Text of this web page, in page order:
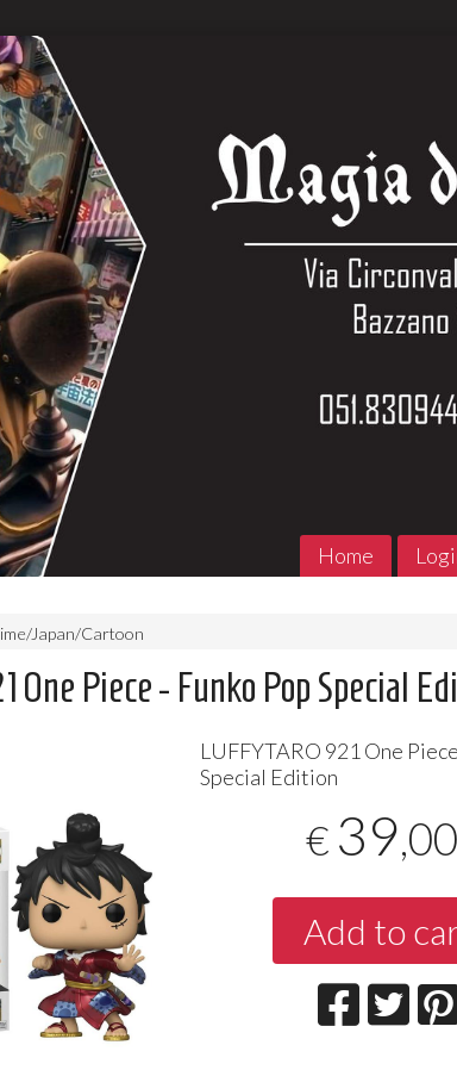
Home
Japan/Cartoon
One Piece - Funko Pop Special
LUFFYTARO 921 One
Special Edition
€ 39,00
Add to
MADE in ABYSS 1- 11 Jpop
€ 7
Jpop
€ 5,90